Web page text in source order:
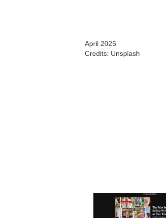
April 2025
Credits: Unsplash